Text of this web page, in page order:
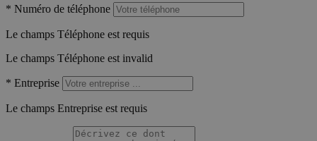
* Numéro de téléphone
Le champs Téléphone est requis
Le champs Téléphone est invalid
* Entreprise
Le champs Entreprise est requis